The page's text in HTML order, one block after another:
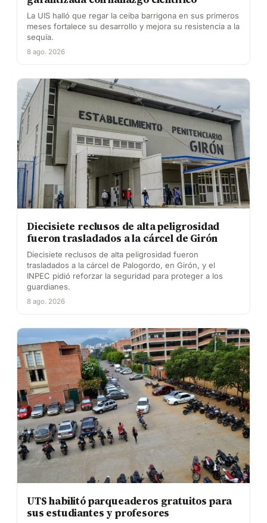
La UIS halló que regar la ceiba barrigona en sus primeros
meses fortalece su desarrollo y mejora su resistencia a la
sequía.
8 ago. 2026
Diecisiete reclusos de alta peligrosidad
fueron trasladados a la cárcel de Girón
Diecisiete reclusos de alta peligrosidad fueron
trasladados a la cárcel de Palogordo, en Girón, y el
INPEC pidió reforzar la seguridad para proteger a los
guardianes.
8 ago. 2026
UTS habilitó parqueaderos gratuitos para
sus estudiantes y profesores